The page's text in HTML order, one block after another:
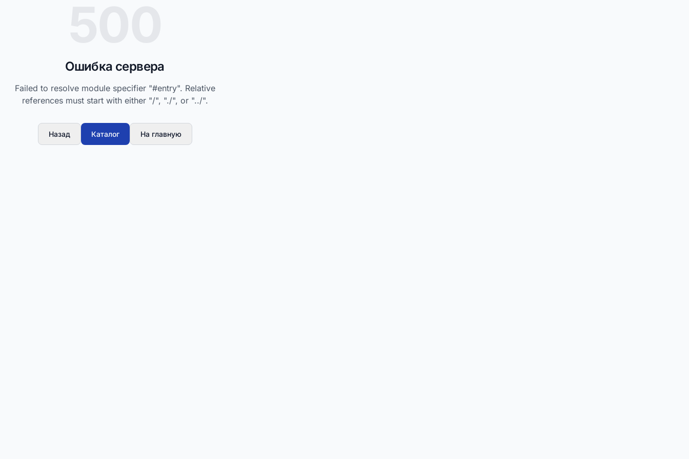
Ошибка сервера
Failed to resolve module specifier "#entry". Relative
references must start with either "/", "./", or "../".
Назад Каталог На главную